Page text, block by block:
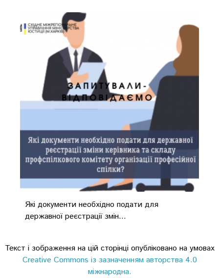
Які документи необхідно подати для
державної реєстрації змін...
Текст і зображення на цій сторінці опубліковано на умовах
Creative Commons із зазначенням авторства 4.0
міжнародна.